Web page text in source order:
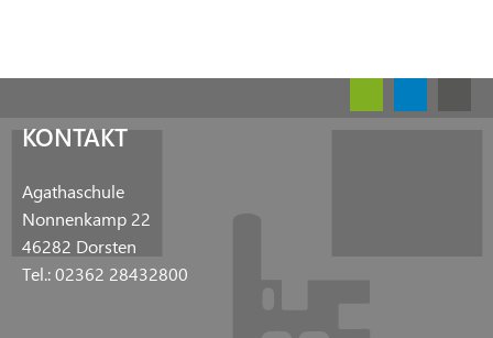
KONTAKT
Agathaschule
Nonnenkamp 22
46282 Dorsten
Tel.: 02362 28432800